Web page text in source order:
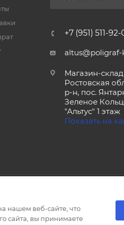
+7 (951) 511-92-
altus@poligraf-
Магазин-
Ростовская
р-н, пос.
Зеленое
"Альтус" 1 этаж
Показать на
нашем веб-сайте, что
сайта, вы принимаете